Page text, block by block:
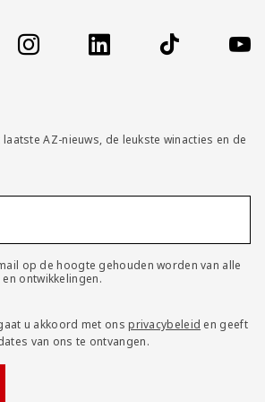
AZAlkmaar
Instagram LinkedIn TikTok
AZ-nieuws, de leukste winacties en de
op de hoogte gehouden worden van alle
ontwikkelingen.
u akkoord met onsprivacybeleid en geeft
van ons te ontvangen.